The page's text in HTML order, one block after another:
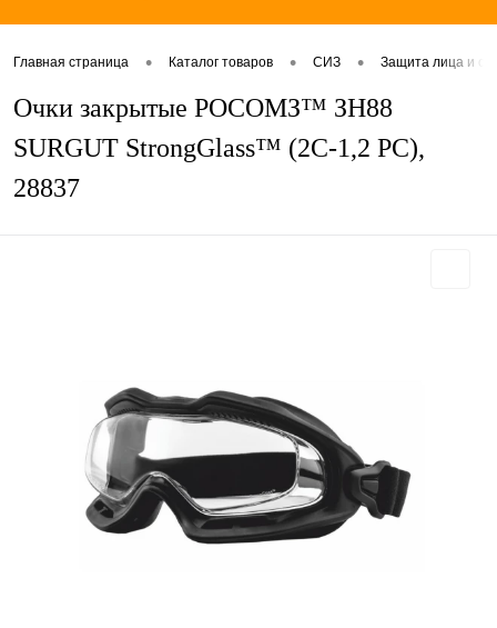
Главная страница • Каталог товаров • СИЗ • Защита лица и
Очки закрытые РОСОМЗ™ ЗН88
SURGUT StrongGlass™ (2С-1,2 РС),
28837